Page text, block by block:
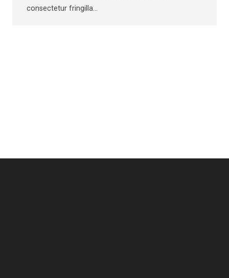
consectetur fringilla…